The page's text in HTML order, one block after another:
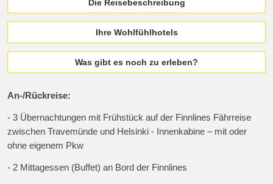
Die Reisebeschreibung
Ihre Wohlfühlhotels
Was gibt es noch zu erleben?
An-/Rückreise:
- 3 Übernachtungen mit Frühstück auf der Finnlines Fährreise
zwischen Travemünde und Helsinki - Innenkabine – mit oder
ohne eigenem Pkw
- 2 Mittagessen (Buffet) an Bord der Finnlines